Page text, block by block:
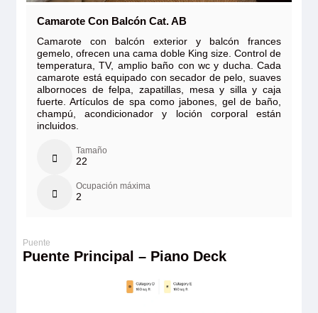
Camarote Con Balcón Cat. AB
Camarote con balcón exterior y balcón frances
gemelo, ofrecen una cama doble King size. Control de
temperatura, TV, amplio baño con wc y ducha. Cada
camarote está equipado con secador de pelo, suaves
albornoces de felpa, zapatillas, mesa y silla y caja
fuerte. Artículos de spa como jabones, gel de baño,
champú, acondicionador y loción corporal están
incluidos.
Tamaño
22
Ocupación máxima
2
Puente Principal – Piano Deck